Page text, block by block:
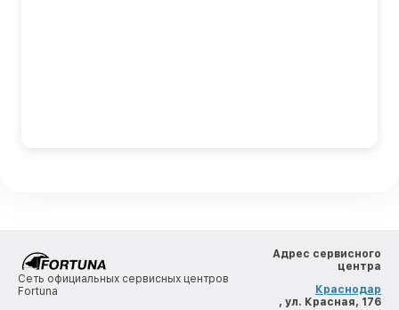
Сеть официальных сервисных центров
Fortuna
Адрес сервисного
центра
Краснодар
, ул. Красная, 176